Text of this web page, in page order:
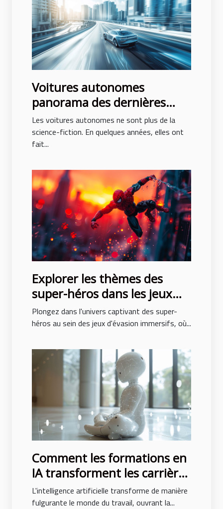
Voitures autonomes
panorama des dernières
innovations et perspectives
d'avenir
Les voitures autonomes ne sont plus de la
science-fiction. En quelques années, elles ont
fait...
Explorer les thèmes des
super-héros dans les jeux
d'évasion immersifs
Plongez dans l'univers captivant des super-
héros au sein des jeux d'évasion immersifs, où...
Comment les formations en
IA transforment les carrières
professionnelles
L'intelligence artificielle transforme de manière
fulgurante le monde du travail, ouvrant la...